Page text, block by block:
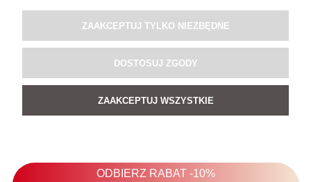
Bluzka Katies Taupe
139,00 zł
DO KOSZYKA
ZAAKCEPTUJ TYLKO NIEZBĘDNE
DOSTOSUJ ZGODY
ZAAKCEPTUJ WSZYSTKIE